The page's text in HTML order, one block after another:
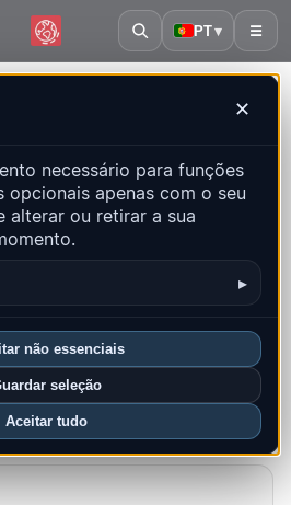
PT▾ ☰
✕
necessário para funções
opcionais apenas com o seu
alterar ou retirar a sua
▸
não essenciais
seleção
Aceitar tudo
e eventos recentes
Últimos neste país